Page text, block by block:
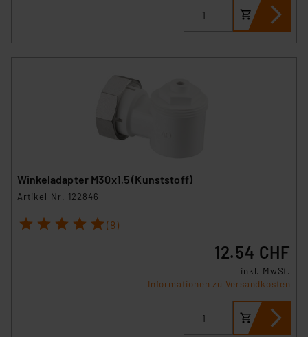
Winkeladapter M30x1,5 (Kunststoff)
Artikel-Nr. 122846
1 2 3 4 5 (8)
12.54 CHF
inkl. MwSt.
Informationen zu Versandkosten